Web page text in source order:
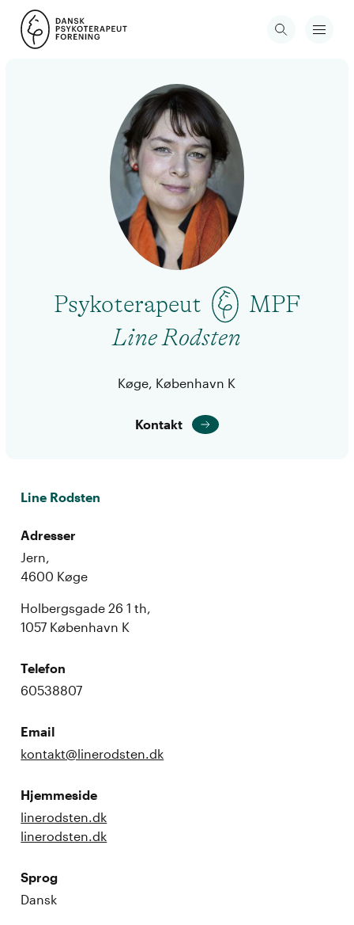
Psykoterapeut
MPF
Line Rodsten
Køge, København K
Kontakt
Line Rodsten
Adresser
Jern,
4600 Køge
Holbergsgade 26 1 th,
1057 København K
Telefon
60538807
Email
kontakt@linerodsten.dk
Hjemmeside
linerodsten.dk
linerodsten.dk
Sprog
Dansk